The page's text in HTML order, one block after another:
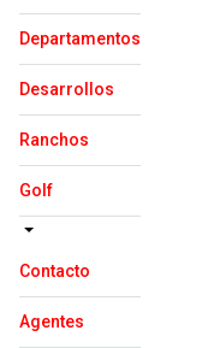
Departamentos
Desarrollos
Ranchos
Golf
Contacto
Agentes